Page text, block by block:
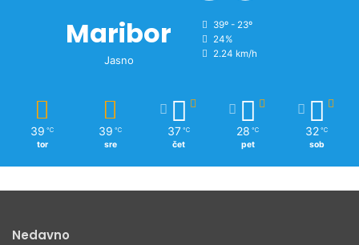
Maribor
Jasno
39º - 23º
24%
2.24 km/h
39 ℃
tor
39 ℃
sre
37 ℃
čet
28 ℃
pet
32 ℃
sob
Nedavno